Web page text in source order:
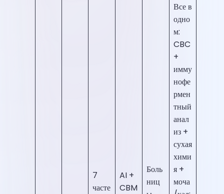
7
часте
AI +
CBM
Боль
ниц
Все в
одно
м:
CBC
+
имму
нофе
рмен
тный
анал
из +
сухая
хими
я +
моча